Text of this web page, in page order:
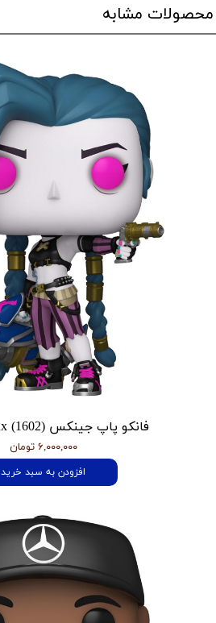
محصولات مشابه
فانکو پاپ جینکس Arcane - Jinx (1602)
۶,۰۰۰,۰۰۰ تومان
افزودن به سبد خرید